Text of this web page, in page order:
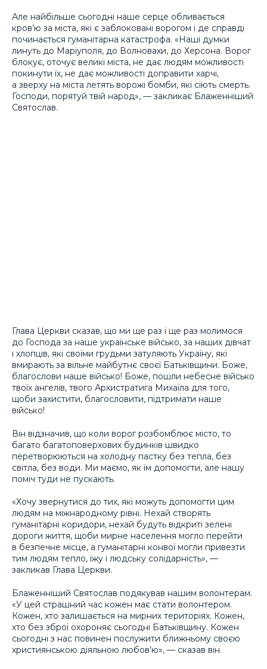
Але найбільше сьогодні наше серце обливається
кров’ю за міста, які є заблоковані ворогом і де справді
починається гуманітарна катастрофа. «Наші думки
линуть до Маріуполя, до Волновахи, до Херсона. Ворог
блокує, оточує великі міста, не дає людям можливості
покинути їх, не дає можливості доправити харчі,
а зверху на міста летять ворожі бомби, які сіють смерть.
Господи, порятуй твій народ», — закликає Блаженніший
Святослав.
Глава Церкви сказав, що ми ще раз і ще раз молимося
до Господа за наше українське військо, за наших дівчат
і хлопців, які своїми грудьми затуляють Україну, які
вмирають за вільне майбутнє своєї Батьківщини. Боже,
благослови наше військо! Боже, пошли небесне військо
твоїх ангелів, твого Архистратига Михаїла для того,
щоби захистити, благословити, підтримати наше
військо!
Він відзначив, що коли ворог розбомблює місто, то
багато багатоповерхових будинків швидко
перетворюються на холодну пастку без тепла, без
світла, без води. Ми маємо, як їм допомогти, але нашу
поміч туди не пускають.
«Хочу звернутися до тих, які можуть допомогти цим
людям на міжнародному рівні. Нехай створять
гуманітарні коридори, нехай будуть відкриті зелені
дороги життя, щоби мирне населення могло перейти
в безпечне місце, а гуманітарні конвої могли привезти
тим людям тепло, їжу і людську солідарність», —
закликав Глава Церкви.
Блаженніший Святослав подякував нашим волонтерам.
«У цей страшний час кожен має стати волонтером.
Кожен, хто залишається на мирних територіях. Кожен,
хто без зброї охороняє сьогодні Батьківщину. Кожен
сьогодні з нас повинен послужити ближньому своєю
християнською діяльною любов’ю», — сказав він.